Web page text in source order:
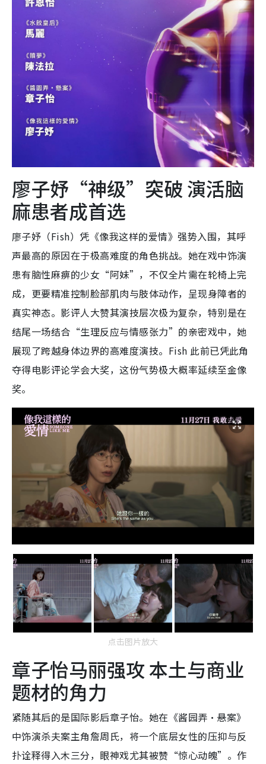
廖子妤“神级”突破 演活脑
麻患者成首选
廖子妤（Fish）凭《像我这样的爱情》强势入围，其呼
声最高的原因在于极高难度的角色挑战。她在戏中饰演
患有脑性麻痹的少女“阿妹”，不仅全片需在轮椅上完
成，更要精准控制脸部肌肉与肢体动作，呈现身障者的
真实神态。影评人大赞其演技层次极为复杂，特别是在
结尾一场结合“生理反应与情感张力”的亲密戏中，她
展现了跨越身体边界的高难度演技。Fish 此前已凭此角
夺得电影评论学会大奖，这份气势极大概率延续至金像
奖。
点击图片放大
章子怡马丽强攻 本土与商业
题材的角力
紧随其后的是国际影后章子怡。她在《酱园弄·悬案》
中饰演杀夫案主角詹周氏，将一个底层女性的压抑与反
扑诠释得入木三分，眼神戏尤其被赞“惊心动魄”。作